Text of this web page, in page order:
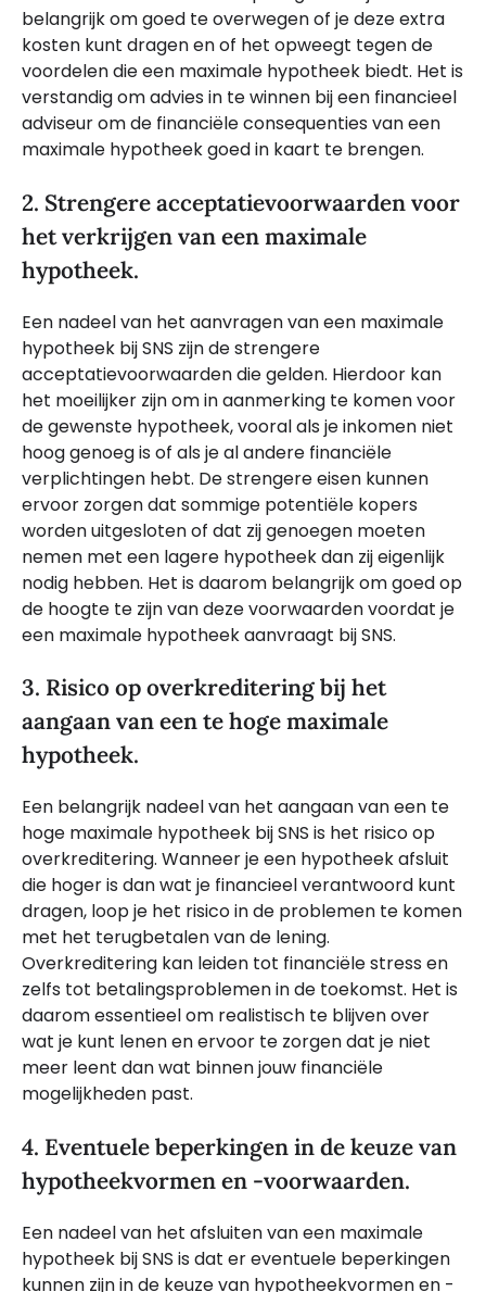
belangrijk om goed te overwegen of je deze extra
kosten kunt dragen en of het opweegt tegen de
voordelen die een maximale hypotheek biedt. Het is
verstandig om advies in te winnen bij een financieel
adviseur om de financiële consequenties van een
maximale hypotheek goed in kaart te brengen.
2. Strengere acceptatievoorwaarden voor
het verkrijgen van een maximale
hypotheek.
Een nadeel van het aanvragen van een maximale
hypotheek bij SNS zijn de strengere
acceptatievoorwaarden die gelden. Hierdoor kan
het moeilijker zijn om in aanmerking te komen voor
de gewenste hypotheek, vooral als je inkomen niet
hoog genoeg is of als je al andere financiële
verplichtingen hebt. De strengere eisen kunnen
ervoor zorgen dat sommige potentiële kopers
worden uitgesloten of dat zij genoegen moeten
nemen met een lagere hypotheek dan zij eigenlijk
nodig hebben. Het is daarom belangrijk om goed op
de hoogte te zijn van deze voorwaarden voordat je
een maximale hypotheek aanvraagt bij SNS.
3. Risico op overkreditering bij het
aangaan van een te hoge maximale
hypotheek.
Een belangrijk nadeel van het aangaan van een te
hoge maximale hypotheek bij SNS is het risico op
overkreditering. Wanneer je een hypotheek afsluit
die hoger is dan wat je financieel verantwoord kunt
dragen, loop je het risico in de problemen te komen
met het terugbetalen van de lening.
Overkreditering kan leiden tot financiële stress en
zelfs tot betalingsproblemen in de toekomst. Het is
daarom essentieel om realistisch te blijven over
wat je kunt lenen en ervoor te zorgen dat je niet
meer leent dan wat binnen jouw financiële
mogelijkheden past.
4. Eventuele beperkingen in de keuze van
hypotheekvormen en -voorwaarden.
Een nadeel van het afsluiten van een maximale
hypotheek bij SNS is dat er eventuele beperkingen
kunnen zijn in de keuze van hypotheekvormen en -